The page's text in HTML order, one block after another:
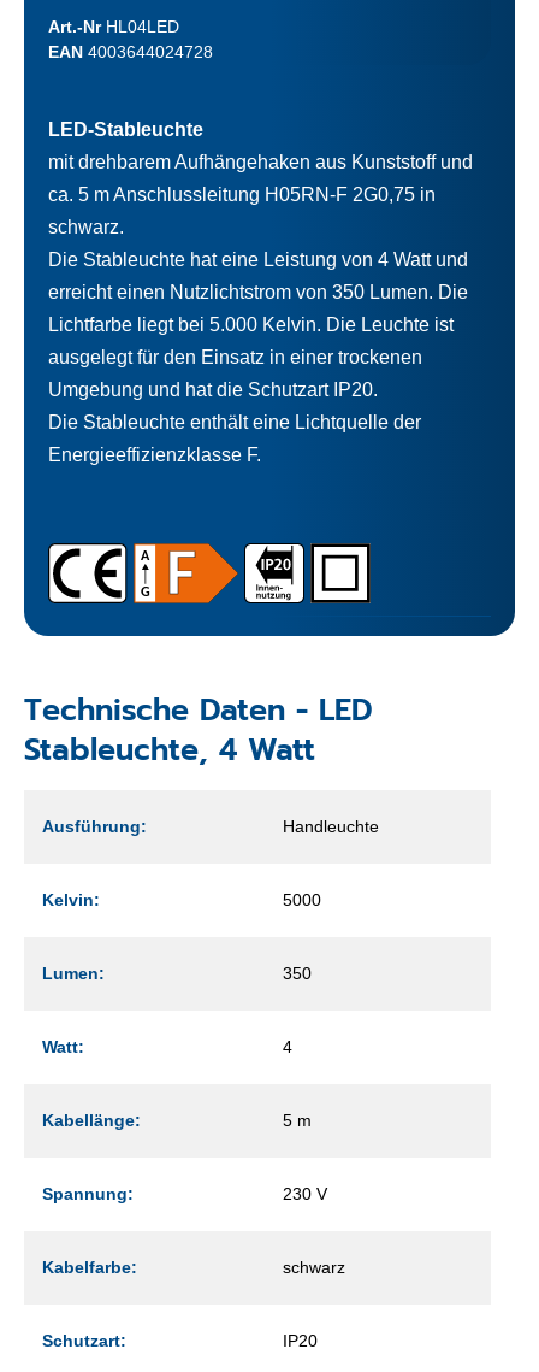
Art.-Nr HL04LED
EAN 4003644024728
LED-Stableuchte
mit drehbarem Aufhängehaken aus Kunststoff und
ca. 5 m Anschlussleitung H05RN-F 2G0,75 in
schwarz.
Die Stableuchte hat eine Leistung von 4 Watt und
erreicht einen Nutzlichtstrom von 350 Lumen. Die
Lichtfarbe liegt bei 5.000 Kelvin. Die Leuchte ist
ausgelegt für den Einsatz in einer trockenen
Umgebung und hat die Schutzart IP20.
Die Stableuchte enthält eine Lichtquelle der
Energieeffizienzklasse F.
Technische Daten - LED
Stableuchte, 4 Watt
Ausführung: Handleuchte
Kelvin: 5000
Lumen: 350
Watt: 4
Kabellänge: 5 m
Spannung: 230 V
Kabelfarbe: schwarz
Schutzart: IP20